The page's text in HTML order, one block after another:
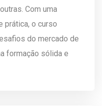
Com uma
prática, o curso
do mercado de
formação sólida e